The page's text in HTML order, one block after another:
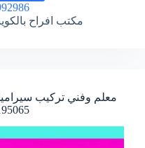
مكتب افراح